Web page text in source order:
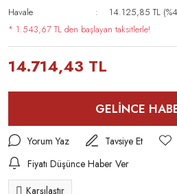
Havale
14.125,85 TL
* 1.543,67 TL den başlayan taksitlerle!
14.714,43 TL
GELİNCE
Yorum Yaz
Tavsiye Et
Fiyatı Düşünce Haber Ver
Karşılaştır